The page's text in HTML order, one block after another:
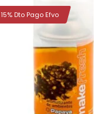
15% Dto Pago Efvo